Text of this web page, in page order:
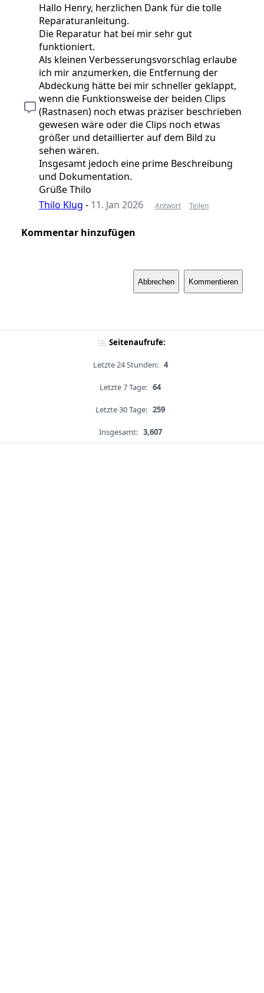
Hallo Henry, herzlichen Dank für die tolle
Reparaturanleitung.
Die Reparatur hat bei mir sehr gut
funktioniert.
Als kleinen Verbesserungsvorschlag erlaube
ich mir anzumerken, die Entfernung der
Abdeckung hätte bei mir schneller geklappt,
wenn die Funktionsweise der beiden Clips
(Rastnasen) noch etwas präziser beschrieben
gewesen wäre oder die Clips noch etwas
größer und detaillierter auf dem Bild zu
sehen wären.
Insgesamt jedoch eine prime Beschreibung
und Dokumentation.
Grüße Thilo
Thilo Klug - 11. Jan 2026 Antwort Teilen
Kommentar hinzufügen
Abbrechen Kommentieren
Seitenaufrufe:
Letzte 24 Stunden: 4
Letzte 7 Tage: 64
Letzte 30 Tage: 259
Insgesamt: 3,607